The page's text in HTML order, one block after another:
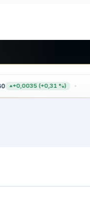
+0,0035 (+0,31 %)